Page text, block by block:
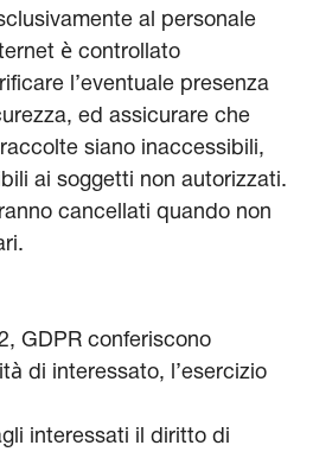
al personale
è controllato
l’eventuale presenza
ed assicurare che
siano inaccessibili,
ai soggetti non autorizzati.
cancellati quando non
GDPR conferiscono
di interessato, l’esercizio
interessati il diritto di